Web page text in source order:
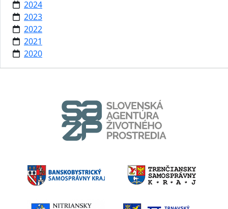
2024
2023
2022
2021
2020